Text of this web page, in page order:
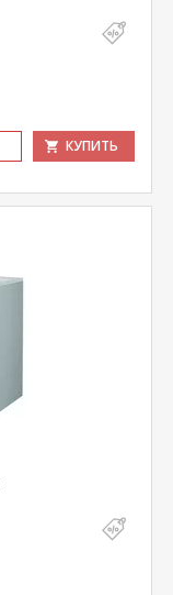
КУПИТЬ